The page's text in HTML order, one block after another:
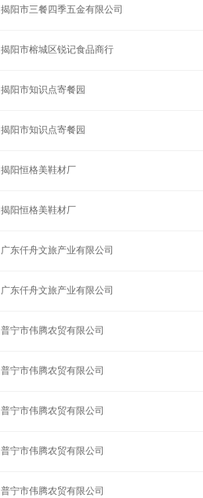
揭阳市三餐四季五金有限公司
揭阳市榕城区锐记食品商行
揭阳市知识点寄餐园
揭阳市知识点寄餐园
揭阳恒格美鞋材厂
揭阳恒格美鞋材厂
广东仟舟文旅产业有限公司
广东仟舟文旅产业有限公司
普宁市伟腾农贸有限公司
普宁市伟腾农贸有限公司
普宁市伟腾农贸有限公司
普宁市伟腾农贸有限公司
普宁市伟腾农贸有限公司